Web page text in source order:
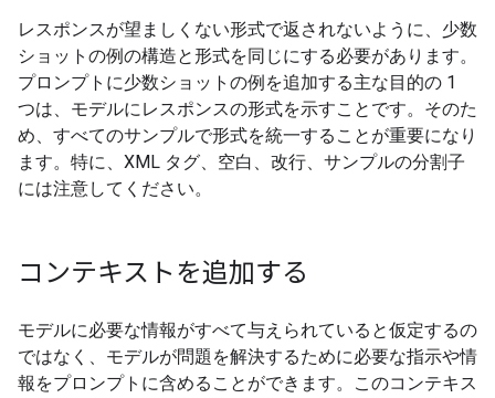
レスポンスが望ましくない形式で返されないように、少数
ショットの例の構造と形式を同じにする必要があります。
プロンプトに少数ショットの例を追加する主な目的の 1
つは、モデルにレスポンスの形式を示すことです。そのた
め、すべてのサンプルで形式を統一することが重要になり
ます。特に、XML タグ、空白、改行、サンプルの分割子
には注意してください。
コンテキストを追加する
モデルに必要な情報がすべて与えられていると仮定するの
ではなく、モデルが問題を解決するために必要な指示や情
報をプロンプトに含めることができます。このコンテキス